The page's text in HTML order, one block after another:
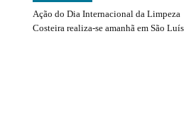
Ação do Dia Internacional da Limpeza
Costeira realiza-se amanhã em São Luís